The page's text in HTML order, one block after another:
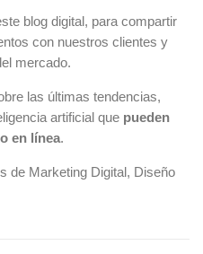
blog digital, para compartir
con nuestros clientes y
mercado.
las últimas tendencias,
artificial que pueden
en línea.
de Marketing Digital, Diseño